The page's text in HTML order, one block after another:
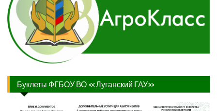
Буклеты ФГБОУ ВО «Луганский ГАУ»